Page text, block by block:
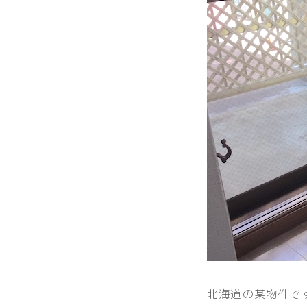
北海道の某物件で